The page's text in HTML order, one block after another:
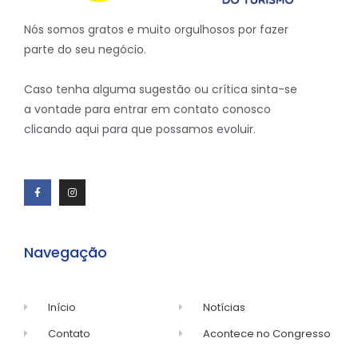
Nós somos gratos e muito orgulhosos por fazer
parte do seu negócio.
Caso tenha alguma sugestão ou crítica sinta-se
a vontade para entrar em contato conosco
clicando aqui para que possamos evoluir.
Navegação
Início
Contato
Notícias
Acontece no Congresso